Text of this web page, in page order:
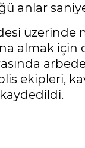
anlar
almak için
arbede
ekipleri,